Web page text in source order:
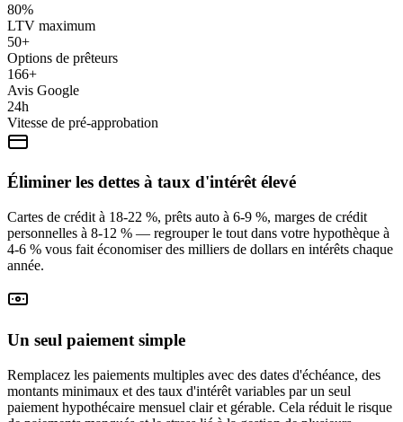
80%
LTV maximum
50+
Options de prêteurs
166+
Avis Google
24h
Vitesse de pré-approbation
Éliminer les dettes à taux d'intérêt élevé
Cartes de crédit à 18-22 %, prêts auto à 6-9 %, marges de crédit
personnelles à 8-12 % — regrouper le tout dans votre hypothèque à
4-6 % vous fait économiser des milliers de dollars en intérêts chaque
année.
Un seul paiement simple
Remplacez les paiements multiples avec des dates d'échéance, des
montants minimaux et des taux d'intérêt variables par un seul
paiement hypothécaire mensuel clair et gérable. Cela réduit le risque